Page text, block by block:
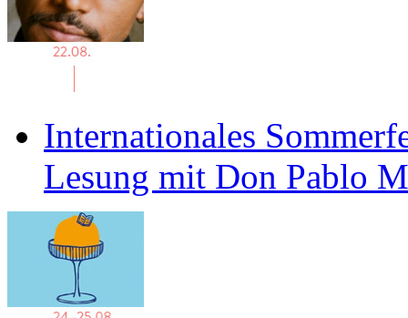
Internationales
Lesung mit Don Pablo